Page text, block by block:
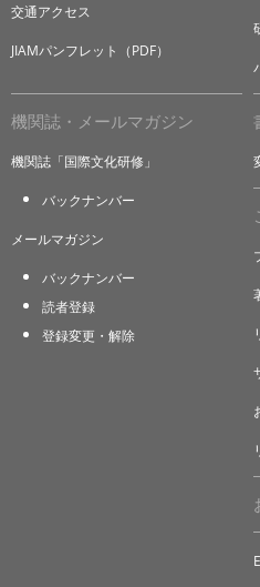
交通アクセス
JIAMパンフレット（PDF）
機関誌・メールマガジン
機関誌「国際文化研修」
バックナンバー
メールマガジン
バックナンバー
読者登録
登録変更・解除